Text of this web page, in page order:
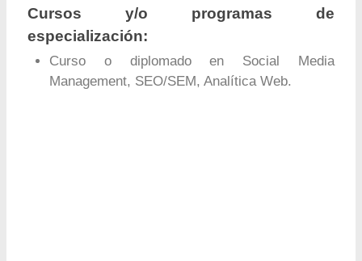
Cursos y/o programas de
especialización:
Curso o diplomado en Social Media
Management, SEO/SEM, Analítica Web.